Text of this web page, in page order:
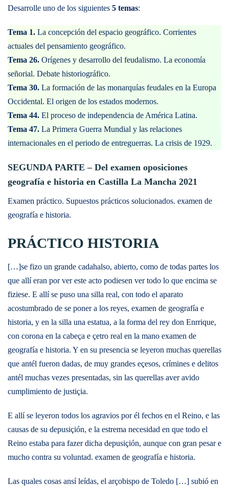
Desarrolle uno de los siguientes 5 temas:
Tema 1. La concepción del espacio geográfico. Corrientes
actuales del pensamiento geográfico.
Tema 26. Orígenes y desarrollo del feudalismo. La economía
señorial. Debate historiográfico.
Tema 30. La formación de las monarquías feudales en la Europa
Occidental. El origen de los estados modernos.
Tema 44. El proceso de independencia de América Latina.
Tema 47. La Primera Guerra Mundial y las relaciones
internacionales en el periodo de entreguerras. La crisis de 1929.
SEGUNDA PARTE – Del examen oposiciones
geografía e historia en Castilla La Mancha 2021
Examen práctico. Supuestos prácticos solucionados. examen de
geografía e historia.
PRÁCTICO HISTORIA
[…]se fizo un grande cadahalso, abierto, como de todas partes los
que allí eran por ver este acto podiesen ver todo lo que encima se
fiziese. E allí se puso una silla real, con todo el aparato
acostumbrado de se poner a los reyes, examen de geografía e
historia, y en la silla una estatua, a la forma del rey don Enrrique,
con corona en la cabeça e çetro real en la mano examen de
geografía e historia. Y en su presencia se leyeron muchas querellas
que antél fueron dadas, de muy grandes eçesos, crímines e delitos
antél muchas vezes presentadas, sin las querellas aver avido
cumplimiento de justiçia.
E allí se leyeron todos los agravios por él fechos en el Reino, e las
causas de su depusiçión, e la estrema necesidad en que todo el
Reino estaba para fazer dicha depusiçión, aunque con gran pesar e
mucho contra su voluntad. examen de geografía e historia.
Las quales cosas ansí leídas, el arçobispo de Toledo […] subió en